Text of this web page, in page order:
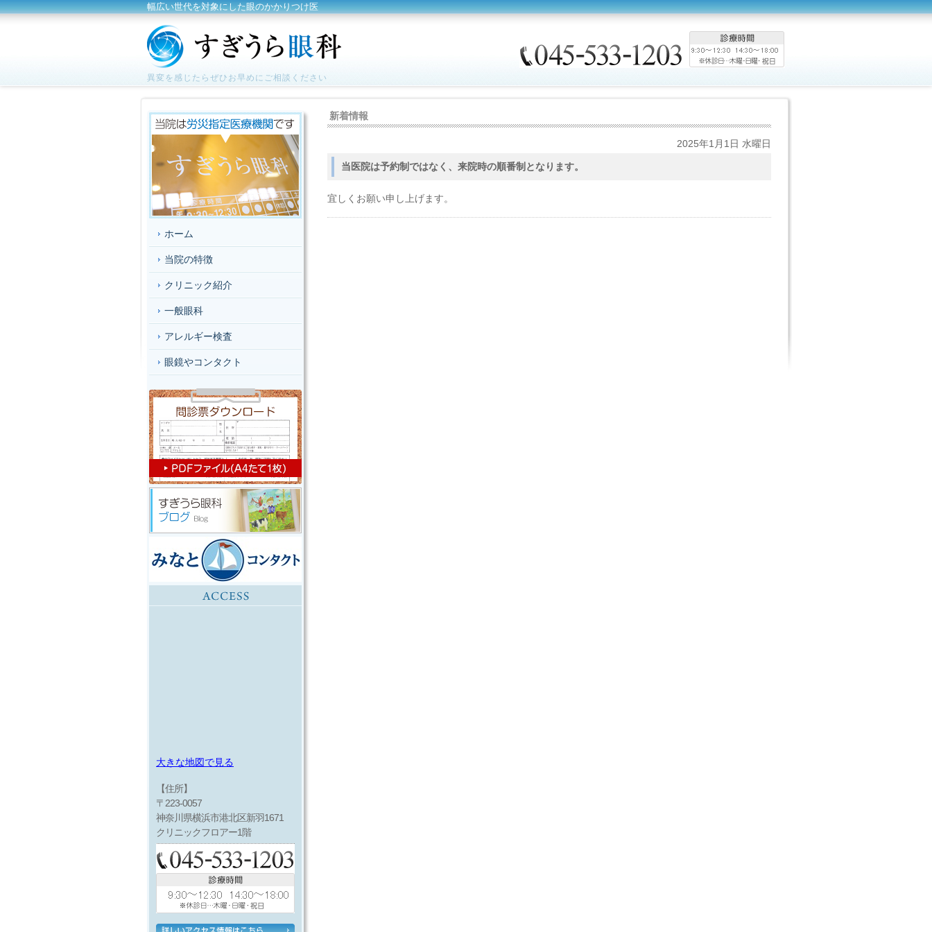
幅広い世代を対象にした眼のかかりつけ医
異変を感じたらぜひお早めにご相談ください
新着情報
2025年1月1日 水曜日
当医院は予約制ではなく、来院時の順番制となります。
宜しくお願い申し上げます。
ホーム
当院の特徴
クリニック紹介
一般眼科
アレルギー検査
眼鏡やコンタクト
大きな地図で見る
【住所】
〒223-0057
神奈川県横浜市港北区新羽1671
クリニックフロアー1階